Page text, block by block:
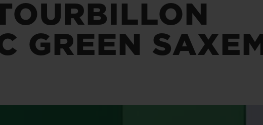
GREEN SAXEM